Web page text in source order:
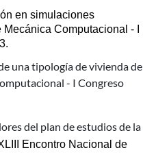
en simulaciones
Computacional - I
una tipología de vivienda de
- I Congreso
del plan de estudios de la
Encontro Nacional de